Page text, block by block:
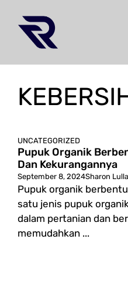
content
UNCATEGORIZED
Pupuk Organik
Dan Kekurangannya
September 8, 2024Sharon
Pupuk organik
satu jenis pupuk
dalam pertanian dan
memudahkan ...